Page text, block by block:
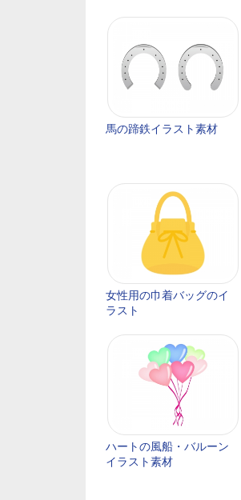
馬の蹄鉄イラスト素材
女性用の巾着バッグのイ
ラスト
ハートの風船・バルーン
イラスト素材